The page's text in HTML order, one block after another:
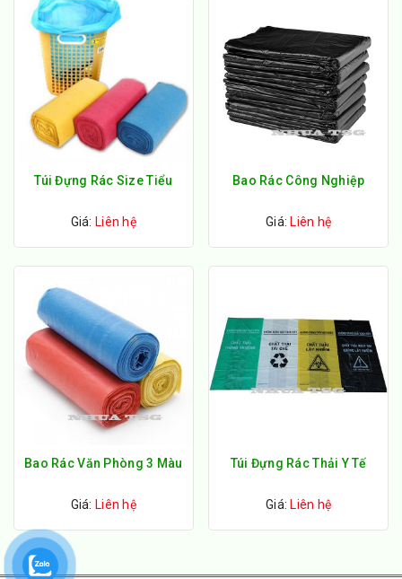
Túi Đựng Rác Size Tiểu
Giá: Liên hệ
Bao Rác Công Nghiệp
Giá: Liên hệ
Bao Rác Văn Phòng 3 Màu
Giá: Liên hệ
Túi Đựng Rác Thải Y Tế
Giá: Liên hệ